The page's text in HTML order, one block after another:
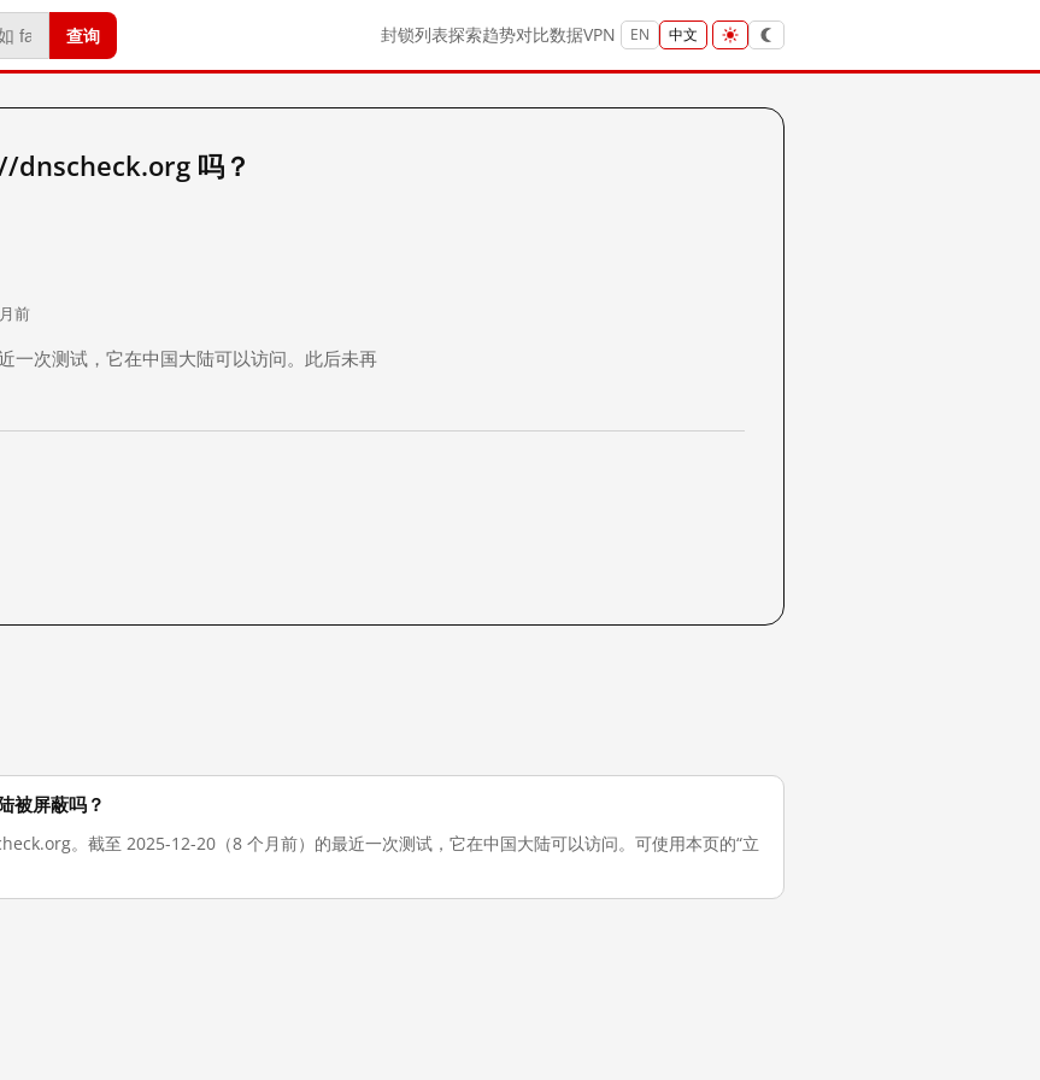
查询 封锁列表探索趋势对比数据VPN EN 中文
dnscheck.org 吗？
前
一次测试，它在中国大陆可以访问。此后未再
被屏蔽吗？
。截至 2025-12-20（8 个月前）的最近一次测试，它在中国大陆可以访问。可使用本页的“立